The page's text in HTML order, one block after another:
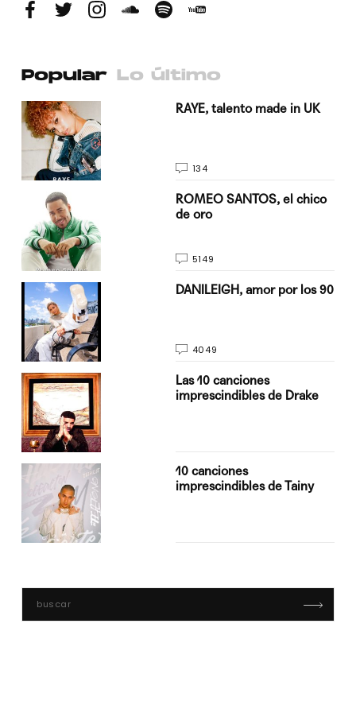
Popular Lo último
RAYE, talento made in UK
134
ROMEO SANTOS, el chico
de oro
5149
DANILEIGH, amor por los 90
4049
Las 10 canciones
imprescindibles de Drake
10 canciones
imprescindibles de Tainy